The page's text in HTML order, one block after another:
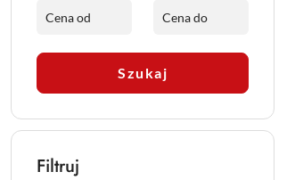
Szukaj
Filtruj